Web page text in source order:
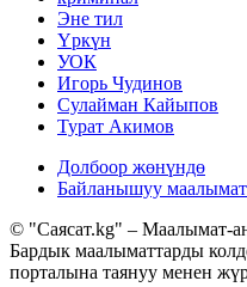
Эне тил
Үркүн
УОК
Игорь Чудинов
Сулайман Кайыпов
Турат Акимов
Долбоор жөнүндө
Байланышуу
© "Саясат.kg" – Маалымат-
Бардык маалыматтарды
порталына таянуу менен